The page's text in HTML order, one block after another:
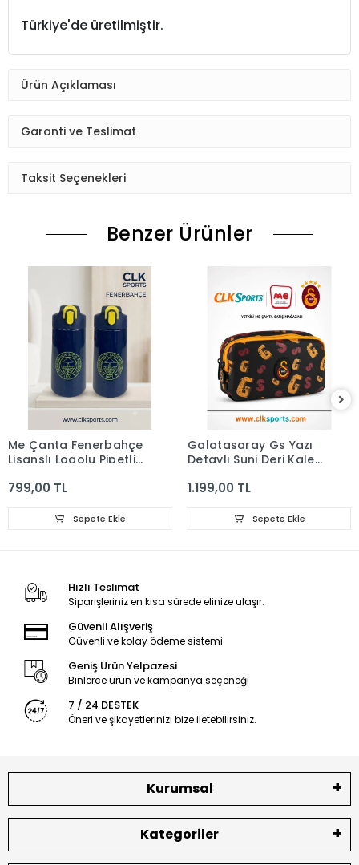
Türkiye'de üretilmiştir.
Ürün Açıklaması
Garanti ve Teslimat
Taksit Seçenekleri
Benzer Ürünler
Me Çanta Fenerbahçe
Lisanslı Logolu Pipetli
799,00 TL
Sepete Ekle
Galatasaray Gs Yazı
Detaylı Suni Deri Kalem
1.199,00 TL
Sepete Ekle
Hızlı Teslimat
Siparişleriniz en kısa sürede elinize ulaşır.
Güvenli Alışveriş
Güvenli ve kolay ödeme sistemi
Geniş Ürün Yelpazesi
Binlerce ürün ve kampanya seçeneği
7 / 24 DESTEK
Öneri ve şikayetlerinizi bize iletebilirsiniz.
Kurumsal
Kategoriler